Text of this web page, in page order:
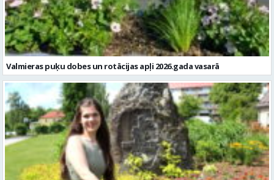
Valmieras puķu dobes un rotācijas apļi 2026.gada vasarā